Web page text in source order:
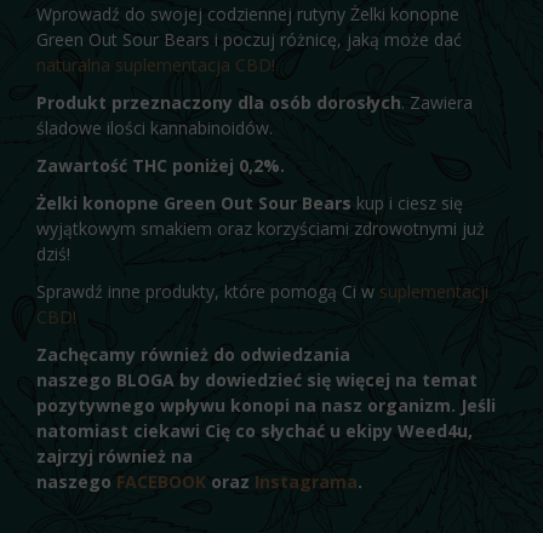
Wprowadź do swojej codziennej rutyny Żelki konopne
Green Out Sour Bears i poczuj różnicę, jaką może dać
naturalna suplementacja CBD!
Produkt przeznaczony dla osób dorosłych. Zawiera
śladowe ilości kannabinoidów.
Zawartość THC poniżej 0,2%.
Żelki konopne Green Out Sour Bears kup i ciesz się
wyjątkowym smakiem oraz korzyściami zdrowotnymi już
dziś!
Sprawdź inne produkty, które pomogą Ci w suplementacji
CBD!
Zachęcamy również do odwiedzania
naszego BLOGA by dowiedzieć się więcej na temat
pozytywnego wpływu konopi na nasz organizm. Jeśli
natomiast ciekawi Cię co słychać u ekipy Weed4u,
zajrzyj również na
naszego FACEBOOK oraz Instagrama.